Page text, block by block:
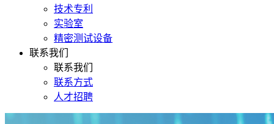
技术专利
实验室
精密测试设备
联系我们
联系我们
联系方式
人才招聘